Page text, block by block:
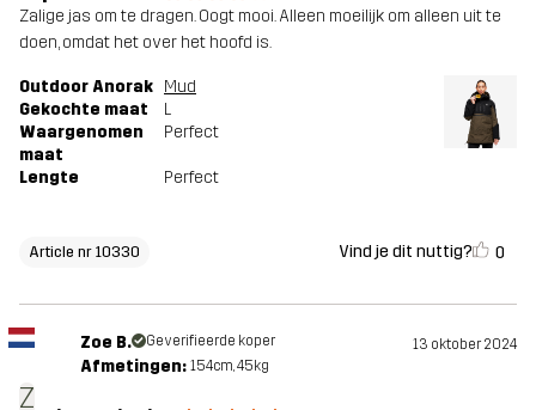
Zalige jas om te dragen. Oogt mooi. Alleen moeilijk om alleen uit te
doen, omdat het over het hoofd is.
Outdoor Anorak Mud
Gekochte maat
L
Waargenomen
maat
Perfect
Lengte Perfect
Article nr 10330 Vind je dit nuttig? 0
Z
Zoe B. Geverifieerde koper 13 oktober 2024
Afmetingen: 154cm, 45kg